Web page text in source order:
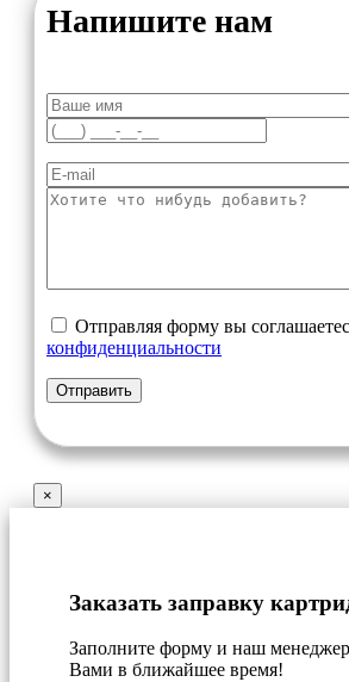
Напишите нам
Отправляя форму вы
конфиденциальности
×
Заказать заправку
Заполните форму и наш менеджер
Вами в ближайшее время!